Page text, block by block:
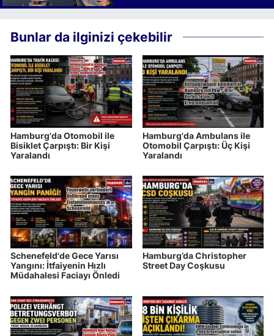
Bunlar da ilginizi çekebilir
Hamburg'da Otomobil ile
Bisiklet Çarpıştı: Bir Kişi
Yaralandı
Hamburg'da Ambulans ile
Otomobil Çarpıştı: Üç Kişi
Yaralandı
Schenefeld'de Gece Yarısı
Yangını: İtfaiyenin Hızlı
Müdahalesi Faciayı Önledi
Hamburg’da Christopher
Street Day Coşkusu